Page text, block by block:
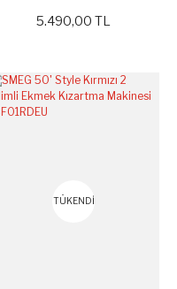
5.490,00 TL
TÜKENDİ